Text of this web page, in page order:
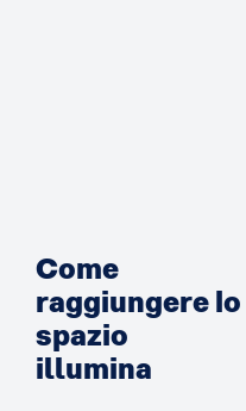
Come
raggiungere lo
spazio
illumina